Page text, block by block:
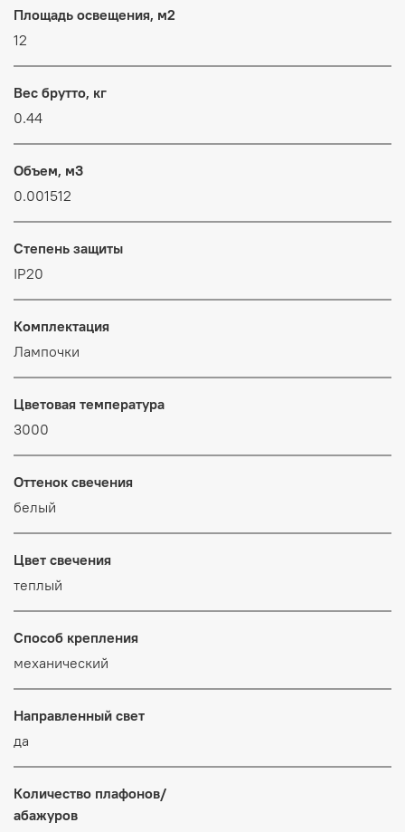
Площадь освещения, м2
12
Вес брутто, кг
0.44
Объем, м3
0.001512
Степень защиты
IP20
Комплектация
Лампочки
Цветовая температура
3000
Оттенок свечения
белый
Цвет свечения
теплый
Способ крепления
механический
Направленный свет
да
Количество плафонов/
абажуров